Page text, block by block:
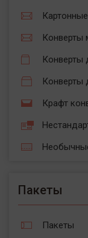
Конверты
Конверты
Конверты
Крафт
Пакеты
Пакеты